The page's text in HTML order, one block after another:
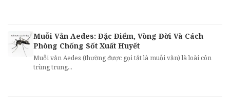
Muỗi Vằn Aedes: Đặc Điểm, Vòng Đời Và Cách
Phòng Chống Sốt Xuất Huyết
Muỗi vằn Aedes (thường được gọi tắt là muỗi vằn) là loài côn
trùng trung...